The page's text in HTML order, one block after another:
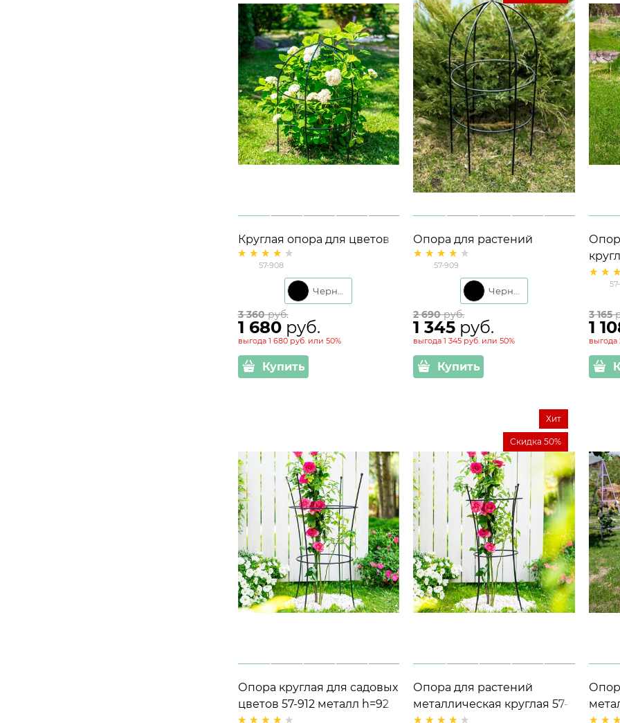
Круглая опора для цветов
57-908 металл высота 87см
57-908
3 360 руб.
1 680 руб.
выгода 1 680 руб.или 50%
Купить
Опора для растений
металлическая круглая 57-
909 высота 83 см
57-909
2 690 руб.
1 345 руб.
выгода1 345 руб. или50%
Купить
3 165
1
выгода
Опора круглая для садовых
цветов 57-912 металл h=92
Опора для растений
металлическая круглая 57-
Хит
Скидка 50%